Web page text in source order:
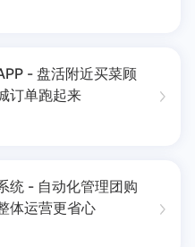
- 盘活附近买菜顾
订单跑起来
统 - 自动化管理团购
体运营更省心